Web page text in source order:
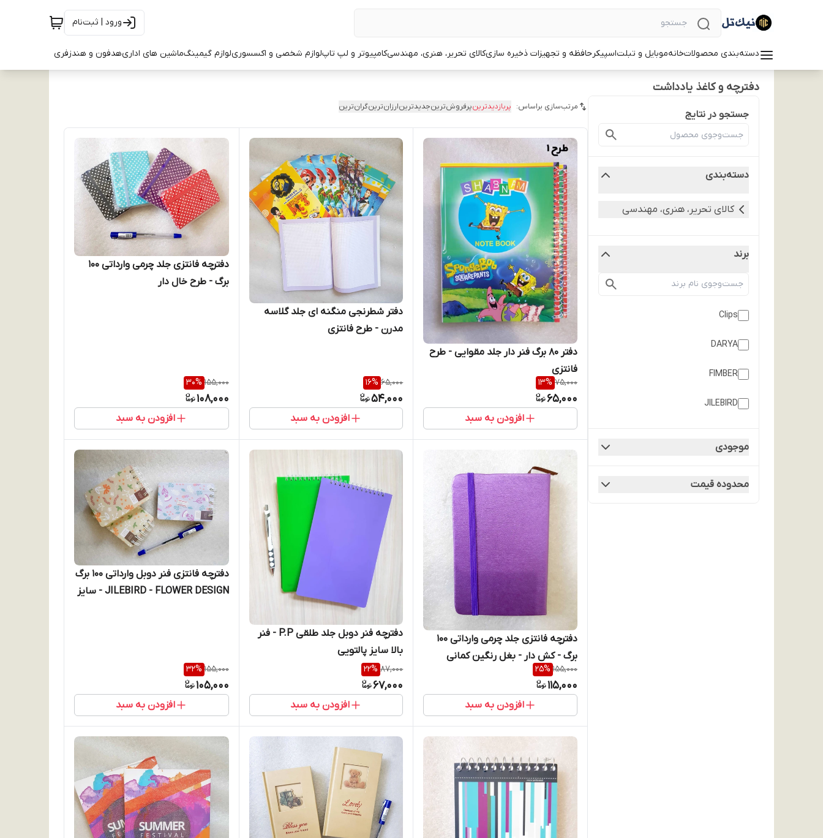
ورود | ثبت‌نام
دسته‌بندی محصولاتخانهموبایل و تبلتاسپیکرحافظه و تجهیزات ذخیره سازیکالای تحریر، هنری، مهندسیکامپیوتر و لپ تاپلوازم شخصی و اکسسوریلوازم گیمینگماشین های اداریهدفون و هندزفری
دفترچه و کاغذ یادداشت
جستجو در نتایج
دسته‌بندی
کالای تحریر، هنری، مهندسی
برند
Clips
DARYA
FIMBER
JILEBIRD
MODERN
موجودی
محدوده قیمت
مرتب‌سازی براساس: پربازدیدترینپرفروش‌ترینجدیدترینارزان‌ترینگران‌ترین
دفتر 80 برگ فنر دار جلد مقوایی - طرح
فانتزی
75,000
13%
65,000
افزودن به سبد
دفتر شطرنجی منگنه ای جلد گلاسه
مدرن - طرح فانتزی
65,000
16%
54,000
افزودن به سبد
دفترچه فانتزی جلد چرمی وارداتی 100
برگ - طرح خال دار
155,000
30%
108,000
افزودن به سبد
دفترچه فانتزی جلد چرمی وارداتی 100
برگ - کش دار - بغل رنگین کمانی
155,000
25%
115,000
افزودن به سبد
دفترچه فنر دوبل جلد طلقی P.P - فنر
بالا سایز پالتویی
87,000
22%
67,000
افزودن به سبد
دفترچه فانتزی فنر دوبل وارداتی 100 برگ
JILEBIRD - FLOWER DESIGN - سایز
155,000
32%
105,000
افزودن به سبد